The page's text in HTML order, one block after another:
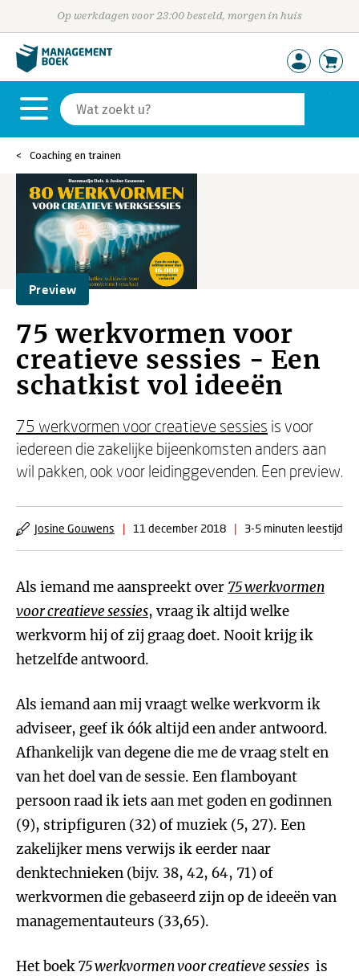
Op werkdagen voor 23:00 besteld, morgen in huis
Coaching en trainen
Preview
75 werkvormen voor
creatieve sessies - Een
schatkist vol ideeën
75 werkvormen voor creatieve sessies is voor
iedereen die zakelijke bijeenkomsten anders aan
wil pakken, ook voor leidinggevenden. Een preview.
Josine Gouwens | 11 december 2018 | 3-5 minuten leestijd
Als iemand me aanspreekt over 75 werkvormen
voor creatieve sessies, vraag ik altijd welke
werkvorm hij of zij graag doet. Nooit krijg ik
hetzelfde antwoord.
Als iemand aan mij vraagt welke werkvorm ik
adviseer, geef ik óók altijd een ander antwoord.
Afhankelijk van degene die me de vraag stelt en
van het doel van de sessie. Een flamboyant
persoon raad ik iets aan met goden en godinnen
(9), stripfiguren (32) of muziek (5, 27). Een
zakelijker mens verwijs ik eerder naar
denktechnieken (bijv. 38, 42, 64, 71) of
werkvormen die gebaseerd zijn op de ideeën van
managementauteurs (33,65).
Het boek75 werkvormen voor creatieve sessies is